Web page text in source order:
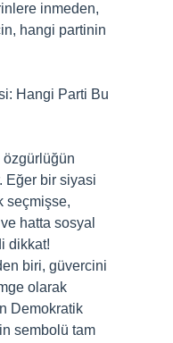
inmeden,
hangi partinin
Hangi Parti Bu
özgürlüğün
Eğer bir siyasi
seçmişse,
hatta sosyal
dikkat!
biri, güvercini
olarak
Demokratik
sembolü tam